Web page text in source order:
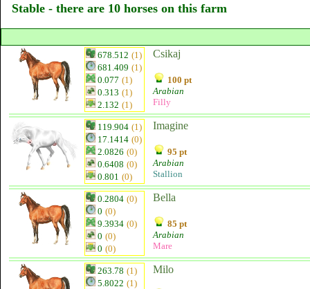
Stable - there are 10 horses on this farm
678.512 (1)
681.409 (1)
0.077 (1)
0.313 (1)
2.132 (1)
Csikaj
100 pt
Arabian
Filly
119.904 (1)
17.1414 (0)
2.0826 (0)
0.6408 (0)
0.801 (0)
Imagine
95 pt
Arabian
Stallion
0.2804 (0)
0 (0)
9.3934 (0)
0 (0)
0 (0)
Bella
85 pt
Arabian
Mare
263.78 (1)
5.8022 (1)
Milo